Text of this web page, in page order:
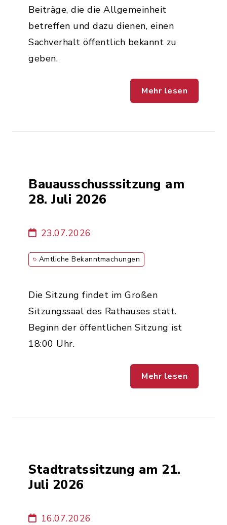
Beiträge, die die Allgemeinheit
betreffen und dazu dienen, einen
Sachverhalt öffentlich bekannt zu
geben.
Mehr lesen
Bauausschusssitzung am
28. Juli 2026
23.07.2026
Amtliche Bekanntmachungen
Die Sitzung findet im Großen
Sitzungssaal des Rathauses statt.
Beginn der öffentlichen Sitzung ist
18:00 Uhr.
Mehr lesen
Stadtratssitzung am 21.
Juli 2026
16.07.2026